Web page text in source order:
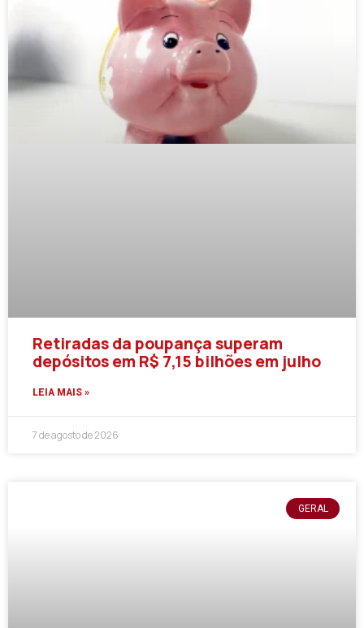
Retiradas da poupança superam
depósitos em R$ 7,15 bilhões em julho
LEIA MAIS »
7 de agosto de 2026
GERAL